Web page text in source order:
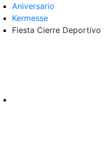
Aniversario
Kermesse
Fiesta Cierre Deportivo